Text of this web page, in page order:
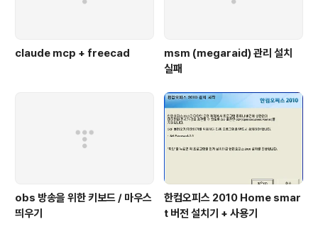
claude mcp + freecad
msm (megaraid) 관리 설치
실패
obs 방송을 위한 키보드 / 마우스
띄우기
한컴오피스 2010 Home smar
t 버전 설치기 + 사용기